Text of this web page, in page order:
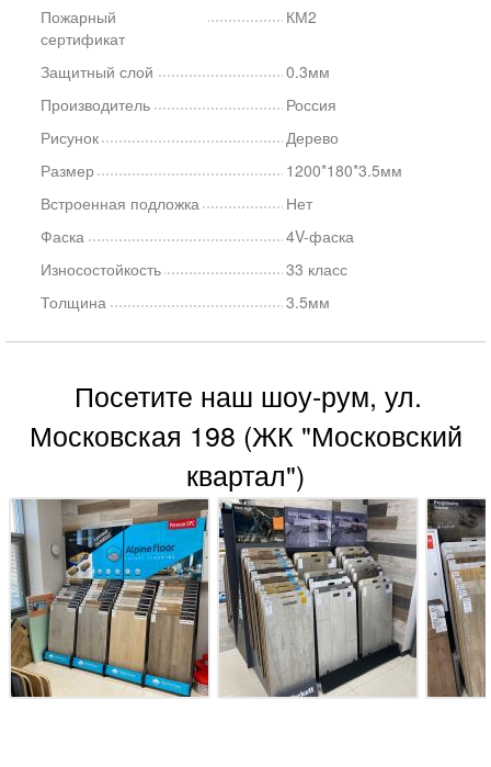
Пожарный
сертификат
КМ2
Защитный слой
0.3мм
Производитель
Россия
Рисунок
Дерево
Размер
1200*180*3.5мм
Встроенная подложка
Нет
Фаска
4V-фаска
Износостойкость
33 класс
Толщина
3.5мм
Посетите наш шоу-рум, ул.
Московская 198 (ЖК "Московский
квартал")